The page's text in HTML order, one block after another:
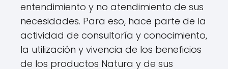
entendimiento y no atendimiento de sus
necesidades. Para eso, hace parte de la
actividad de consultoría y conocimiento,
la utilización y vivencia de los beneficios
de los productos Natura y de sus